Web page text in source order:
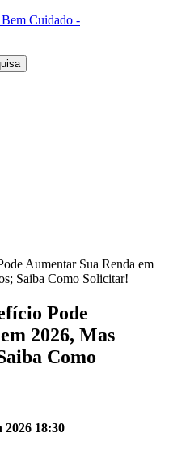
Cuidado -
Aumentar Sua Renda em
Saiba Como Solicitar!
Pode
2026, Mas
Como
2026 18:30